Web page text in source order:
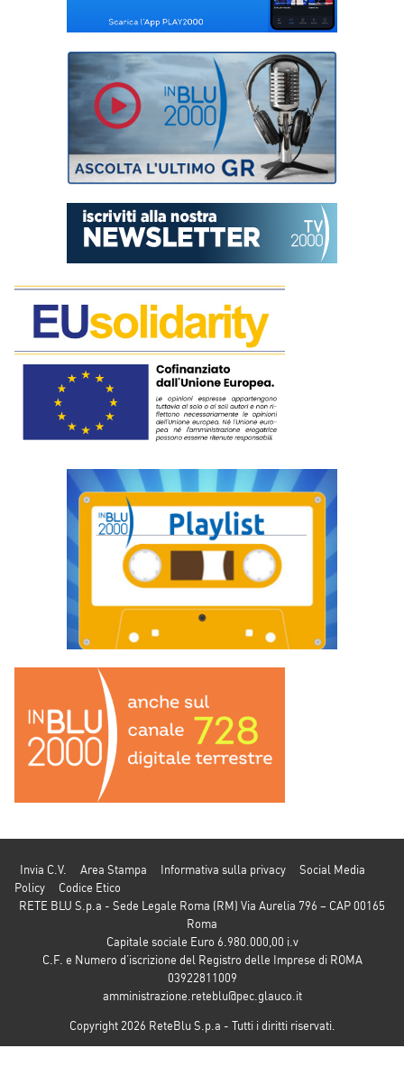
Invia C.V. Area Stampa Informativa sulla privacy
Social Media
Policy
Codice Etico
RETE BLU S.p.a - Sede Legale Roma (RM) Via Aurelia 796 – CAP 00165
Roma
Capitale sociale Euro 6.980.000,00 i.v
C.F. e Numero d’iscrizione del Registro delle Imprese di ROMA
03922811009
amministrazione.reteblu@pec.glauco.it
Copyright 2026 ReteBlu S.p.a - Tutti i diritti riservati.